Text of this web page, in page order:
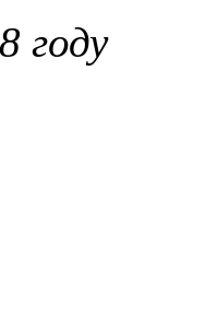
году